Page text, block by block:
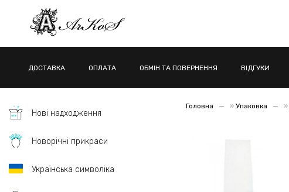
ДОСТАВКА ОПЛАТА ОБМІН ТА ПОВЕРНЕННЯ ВІДГУКИ
Нові надходження
Новорічні прикраси
Українська символіка
Головна » Упаковка »